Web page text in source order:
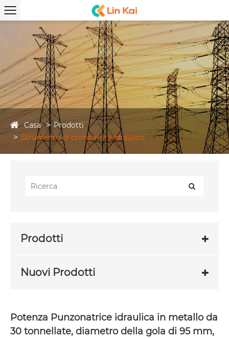
Casa
Prodotti
Strumento di crimpatura idraulico
Prodotti
Nuovi Prodotti
Potenza Punzonatrice idraulica in metallo da
30 tonnellate, diametro della gola di 95 mm,